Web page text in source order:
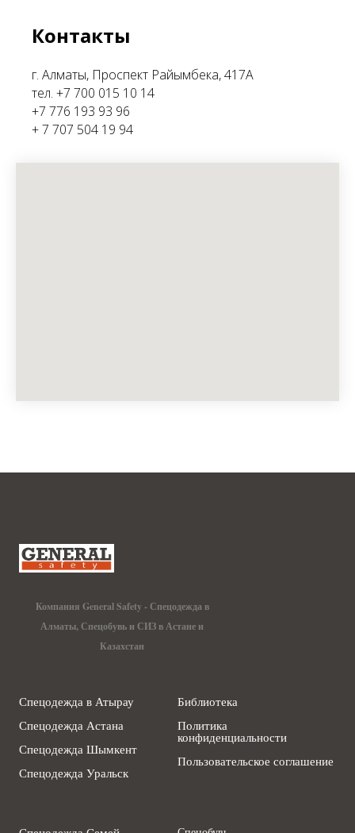
Контакты
г. Алматы, Проспект Райымбека, 417А
тел. +7 700 015 10 14
+7 776 193 93 96
+ 7 707 504 19 94
Компания General Safety - Спецодежда в
Алматы, Спецобувь и СИЗ в Астане и
Казахстан
Спецодежда в Атырау
Спецодежда Астана
Спецодежда Шымкент
Спецодежда Уральск
Библиотека
Политика
конфиденциальности
Пользовательское соглашение